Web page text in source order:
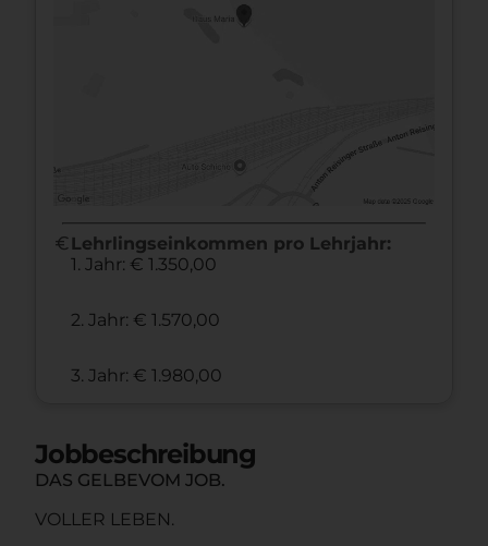
euro Lehrlingseinkommen pro Lehrjahr:
1. Jahr: € 1.350,00
2. Jahr: € 1.570,00
3. Jahr: € 1.980,00
Jobbeschreibung
DAS GELBEVOM JOB.
VOLLER LEBEN.